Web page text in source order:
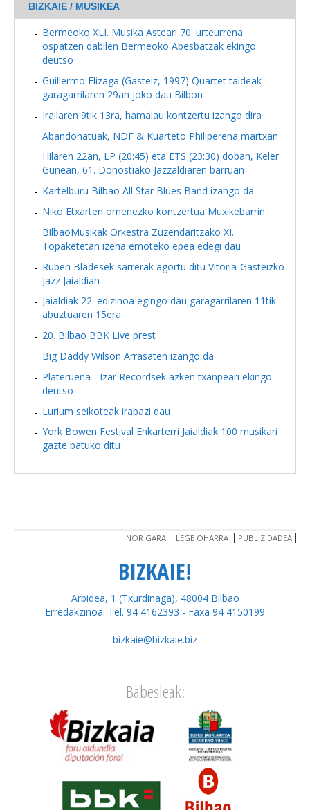
BIZKAIE / MUSIKEA
Bermeoko XLI. Musika Asteari 70. urteurrena
ospatzen dabilen Bermeoko Abesbatzak ekingo
deutso
Guillermo Elizaga (Gasteiz, 1997) Quartet taldeak
garagarrilaren 29an joko dau Bilbon
Irailaren 9tik 13ra, hamalau kontzertu izango dira
Abandonatuak, NDF & Kuarteto Philiperena martxan
Hilaren 22an, LP (20:45) eta ETS (23:30) doban, Keler
Gunean, 61. Donostiako Jazzaldiaren barruan
Kartelburu Bilbao All Star Blues Band izango da
Niko Etxarten omenezko kontzertua Muxikebarrin
BilbaoMusikak Orkestra Zuzendaritzako XI.
Topaketetan izena emoteko epea edegi dau
Ruben Bladesek sarrerak agortu ditu Vitoria-Gasteizko
Jazz Jaialdian
Jaialdiak 22. edizinoa egingo dau garagarrilaren 11tik
abuztuaren 15era
20. Bilbao BBK Live prest
Big Daddy Wilson Arrasaten izango da
Plateruena - Izar Recordsek azken txanpeari ekingo
deutso
Lurium seikoteak irabazi dau
York Bowen Festival Enkarterri Jaialdiak 100 musikari
gazte batuko ditu
NOR GARA LEGE OHARRA PUBLIZIDADEA
BIZKAIE!
Arbidea, 1 (Txurdinaga), 48004 Bilbao
Erredakzinoa: Tel. 94 4162393 - Faxa 94 4150199
bizkaie@bizkaie.biz
Babesleak: